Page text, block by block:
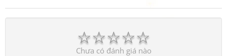
☆
☆
☆
☆
☆
Chưa có đánh giá nào